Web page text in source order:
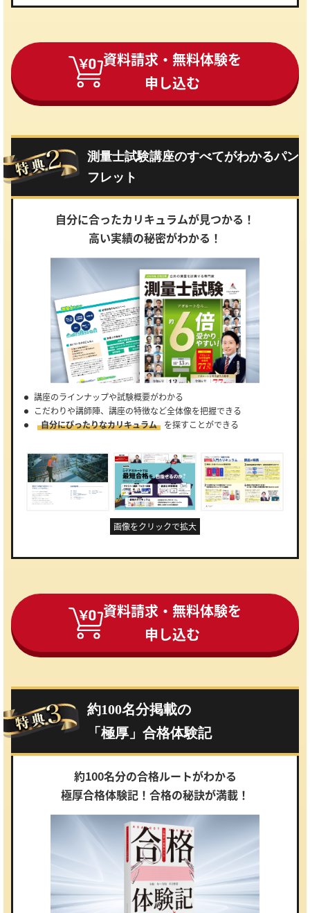
資料請求・無料体験を
申し込む
測量士試験講座のすべてがわかるパン
フレット
自分に合ったカリキュラムが見つかる！
高い実績の秘密がわかる！
講座のラインナップや試験概要がわかる
こだわりや講師陣、講座の特徴など全体像を把握できる
自分にぴったりなカリキュラム
を探すことができる
画像をクリックで拡大
資料請求・無料体験を
申し込む
約100名分掲載の
「極厚」合格体験記
約100名分の合格ルートがわかる
極厚合格体験記！合格の秘訣が満載！